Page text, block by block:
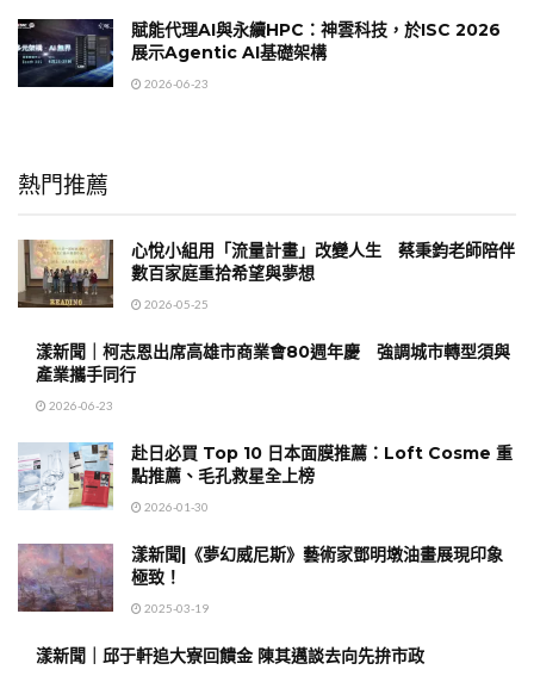
賦能代理AI與永續HPC：神雲科技，於ISC 2026
展示Agentic AI基礎架構
2026-06-23
熱門推薦
心悅小組用「流量計畫」改變人生 蔡秉鈞老師陪伴
數百家庭重拾希望與夢想
2026-05-25
漾新聞｜柯志恩出席高雄市商業會80週年慶 強調城市轉型須與
產業攜手同行
2026-06-23
赴日必買 Top 10 日本面膜推薦：Loft Cosme 重
點推薦、毛孔救星全上榜
2026-01-30
漾新聞|《夢幻威尼斯》藝術家鄧明墩油畫展現印象
極致！
2025-03-19
漾新聞｜邱于軒追大寮回饋金 陳其邁談去向先拚市政